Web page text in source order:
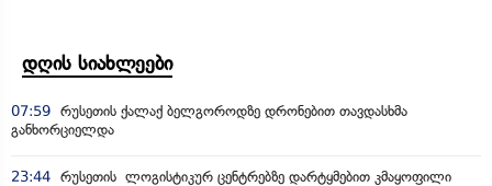
დღის სიახლეები
07:59 რუსეთის ქალაქ ბელგოროდზე დრონებით თავდასხმა
განხორციელდა
23:44 რუსეთის ლოგისტიკურ ცენტრებზე დარტყმებით კმაყოფილი